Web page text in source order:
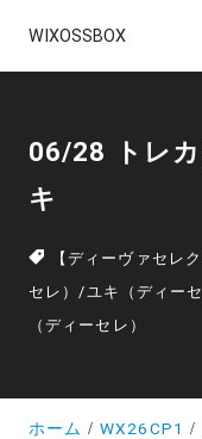
WIXOSSBOX
06/28 トレ
キ
【ディーヴァセレ
セレ）/ユキ（ディーセ
（ディーセレ）
ホーム WX26CP1